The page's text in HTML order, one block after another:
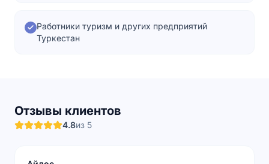
Работники туризм и других предприятий
Туркестан
Отзывы клиентов
4.8из 5